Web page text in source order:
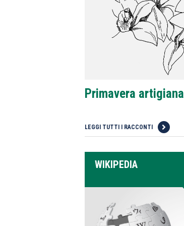
Primavera artigiana
LEGGI TUTTI I RACCONTI
WIKIPEDIA